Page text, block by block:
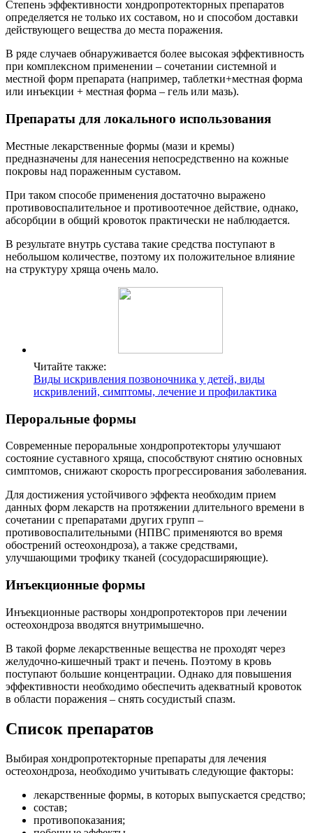
Степень эффективности хондропротекторных препаратов
определяется не только их составом, но и способом доставки
действующего вещества до места поражения.
В ряде случаев обнаруживается более высокая эффективность
при комплексном применении – сочетании системной и
местной форм препарата (например, таблетки+местная форма
или инъекции + местная форма – гель или мазь).
Препараты для локального использования
Местные лекарственные формы (мази и кремы)
предназначены для нанесения непосредственно на кожные
покровы над пораженным суставом.
При таком способе применения достаточно выражено
противовоспалительное и противоотечное действие, однако,
абсорбции в общий кровоток практически не наблюдается.
В результате внутрь сустава такие средства поступают в
небольшом количестве, поэтому их положительное влияние
на структуру хряща очень мало.
Читайте также:
Виды искривления позвоночника у детей, виды
искривлений, симптомы, лечение и профилактика
Пероральные формы
Современные пероральные хондропротекторы улучшают
состояние суставного хряща, способствуют снятию основных
симптомов, снижают скорость прогрессирования заболевания.
Для достижения устойчивого эффекта необходим прием
данных форм лекарств на протяжении длительного времени в
сочетании с препаратами других групп –
противовоспалительными (НПВС применяются во время
обострений остеохондроза), а также средствами,
улучшающими трофику тканей (сосудорасширяющие).
Инъекционные формы
Инъекционные растворы хондропротекторов при лечении
остеохондроза вводятся внутримышечно.
В такой форме лекарственные вещества не проходят через
желудочно-кишечный тракт и печень. Поэтому в кровь
поступают большие концентрации. Однако для повышения
эффективности необходимо обеспечить адекватный кровоток
в области поражения – снять сосудистый спазм.
Список препаратов
Выбирая хондропротекторные препараты для лечения
остеохондроза, необходимо учитывать следующие факторы:
лекарственные формы, в которых выпускается средство;
состав;
противопоказания;